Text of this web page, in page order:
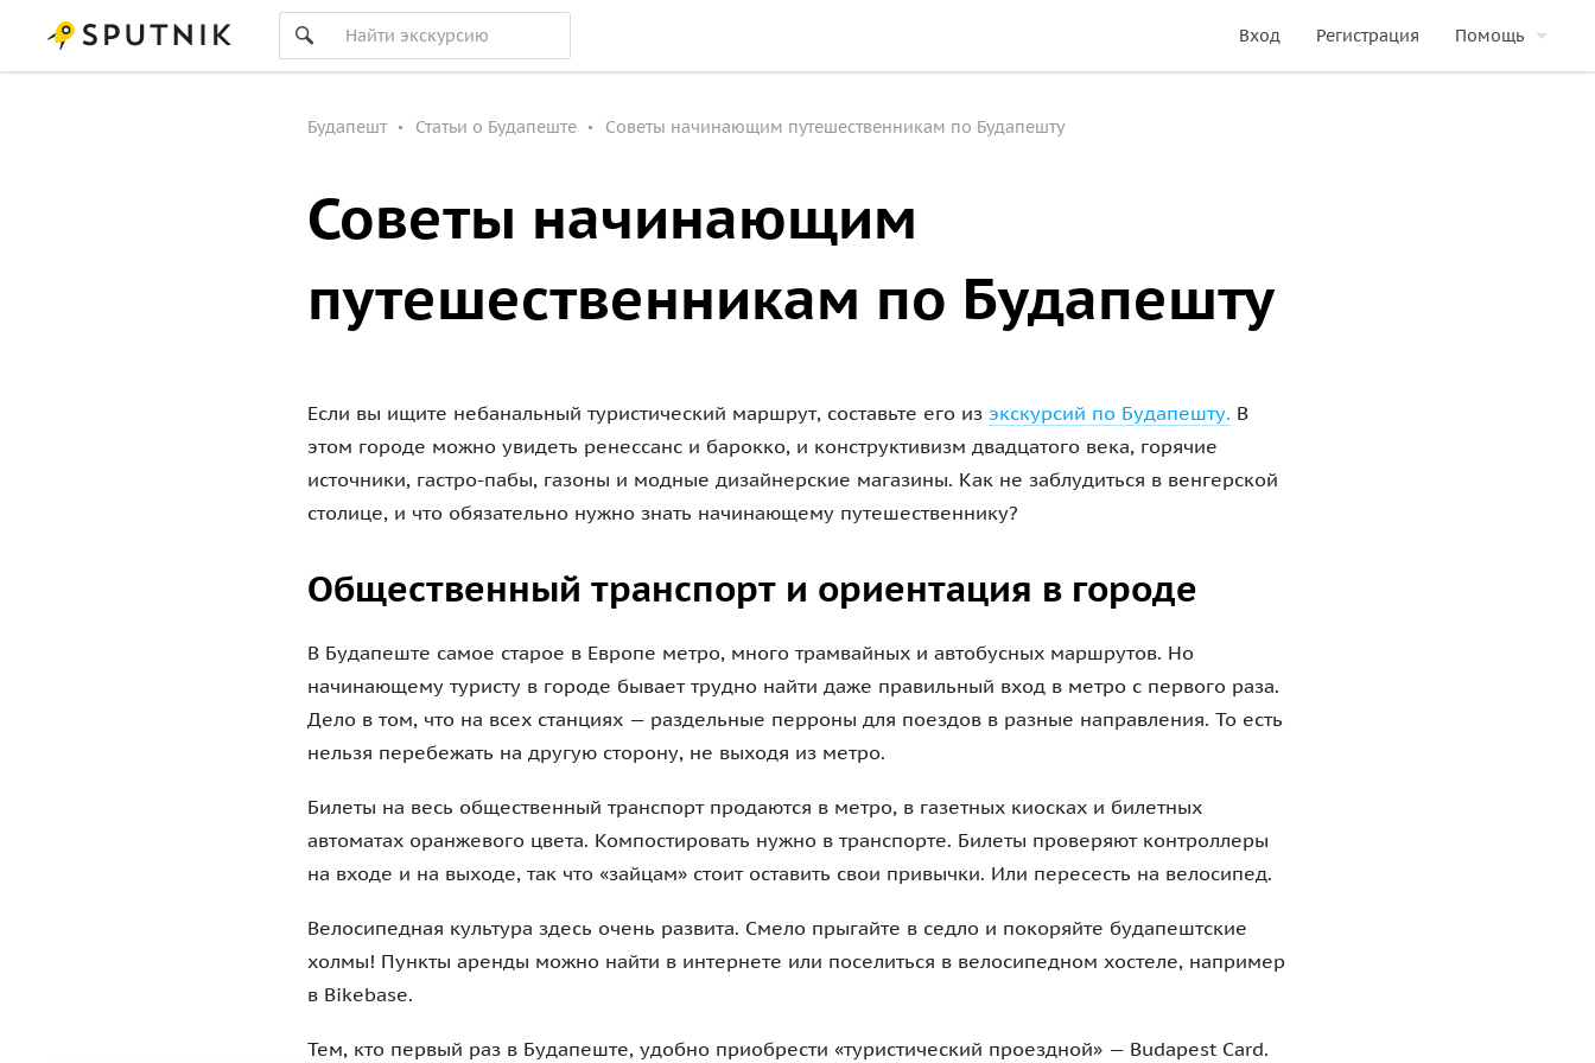
Вход Регистрация Помощь
Будапешт Статьи о Будапеште Советы начинающим путешественникам по Будапешту
Советы начинающим
путешественникам по Будапешту
Если вы ищите небанальный туристический маршрут, составьте его из экскурсий по Будапешту. В
этом городе можно увидеть ренессанс и барокко, и конструктивизм двадцатого века, горячие
источники, гастро-пабы, газоны и модные дизайнерские магазины. Как не заблудиться в венгерской
столице, и что обязательно нужно знать начинающему путешественнику?
Общественный транспорт и ориентация в городе
В Будапеште самое старое в Европе метро, много трамвайных и автобусных маршрутов. Но
начинающему туристу в городе бывает трудно найти даже правильный вход в метро с первого раза.
Дело в том, что на всех станциях — раздельные перроны для поездов в разные направления. То есть
нельзя перебежать на другую сторону, не выходя из метро.
Билеты на весь общественный транспорт продаются в метро, в газетных киосках и билетных
автоматах оранжевого цвета. Компостировать нужно в транспорте. Билеты проверяют контроллеры
на входе и на выходе, так что «зайцам» стоит оставить свои привычки. Или пересесть на велосипед.
Велосипедная культура здесь очень развита. Смело прыгайте в седло и покоряйте будапештские
холмы! Пункты аренды можно найти в интернете или поселиться в велосипедном хостеле, например
в Bikebase.
Тем, кто первый раз в Будапеште, удобно приобрести «туристический проездной» — Budapest Card.